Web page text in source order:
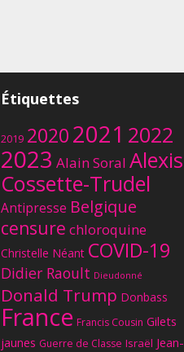
Étiquettes
2019 20202021 2022
2023 Alain Soral Alexis
Cossette-Trudel
Antipresse Belgique
censure chloroquine
Christelle Néant COVID-19
Didier Raoult Dieudonné
Donald Trump Donbass
France Francis Cousin Gilets
jaunes Guerre de Classe Israël Jean-